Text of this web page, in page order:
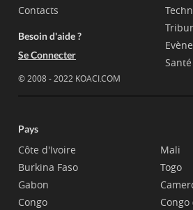
Contacts
Besoin d'aide ?
Se Connecter
© 2008 - 2022 KOACI.COM
Santé
Pays
Côte d'Ivoire
Burkina Faso
Gabon
Congo
Mali
Togo
Congo